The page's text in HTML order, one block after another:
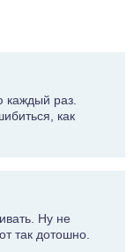
каждый раз.
как
Ну не
так дотошно.